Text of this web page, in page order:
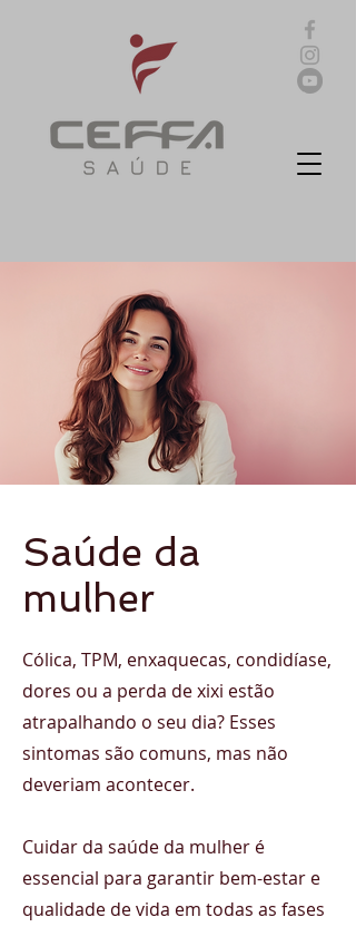
Saúde da
mulher
Cólica, TPM, enxaquecas, condidíase,
dores ou a perda de xixi estão
atrapalhando o seu dia? Esses
sintomas são comuns, mas não
deveriam acontecer.
Cuidar da saúde da mulher é
essencial para garantir bem-estar e
qualidade de vida em todas as fases